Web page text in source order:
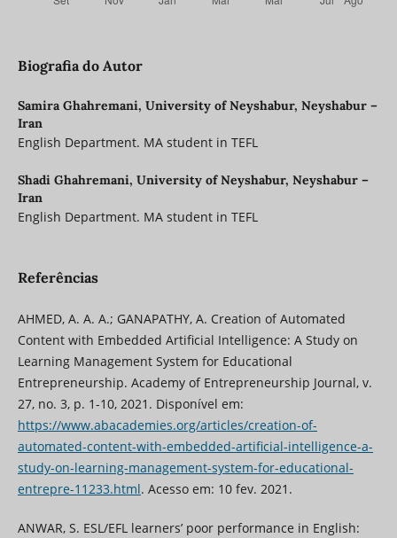
Biografia do Autor
Samira Ghahremani, University of Neyshabur, Neyshabur –
Iran
English Department. MA student in TEFL
Shadi Ghahremani, University of Neyshabur, Neyshabur –
Iran
English Department. MA student in TEFL
Referências
AHMED, A. A. A.; GANAPATHY, A. Creation of Automated
Content with Embedded Artificial Intelligence: A Study on
Learning Management System for Educational
Entrepreneurship. Academy of Entrepreneurship Journal, v.
27, no. 3, p. 1-10, 2021. Disponível em:
https://www.abacademies.org/articles/creation-of-
automated-content-with-embedded-artificial-intelligence-a-
study-on-learning-management-system-for-educational-
entrepre-11233.html. Acesso em: 10 fev. 2021.
ANWAR, S. ESL/EFL learners’ poor performance in English: